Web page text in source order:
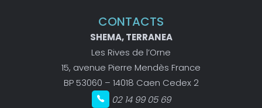
CONTACTS
SHEMA, TERRANEA
Les Rives de l’Orne
15, avenue Pierre Mendès France
BP 53060 – 14018 Caen Cedex 2
02 14 99 05 69